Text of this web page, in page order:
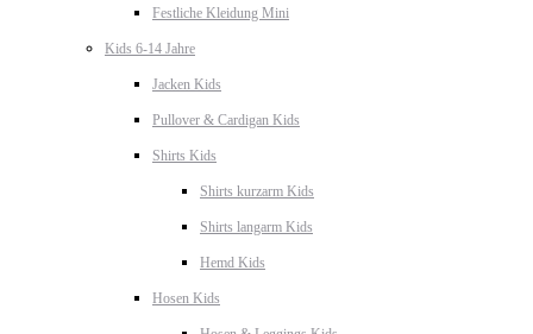
Festliche Kleidung Mini
Kids 6-14 Jahre
Jacken Kids
Pullover & Cardigan Kids
Shirts Kids
Shirts kurzarm Kids
Shirts langarm Kids
Hemd Kids
Hosen Kids